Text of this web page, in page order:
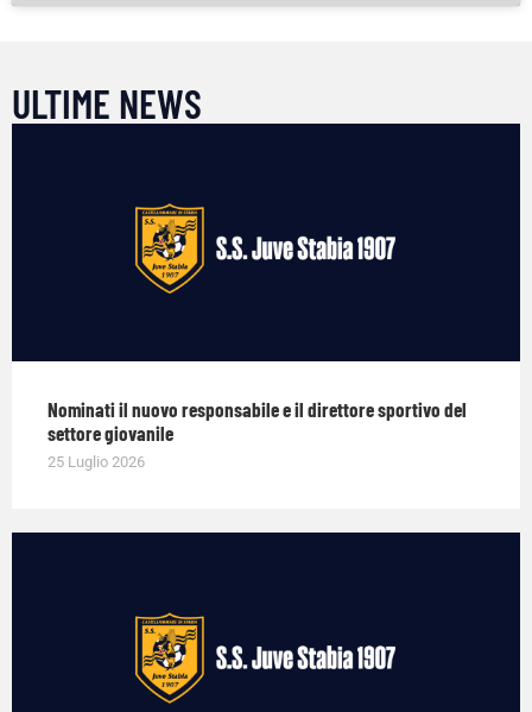
ULTIME NEWS
Nominati il nuovo responsabile e il direttore sportivo del
settore giovanile
25 Luglio 2026